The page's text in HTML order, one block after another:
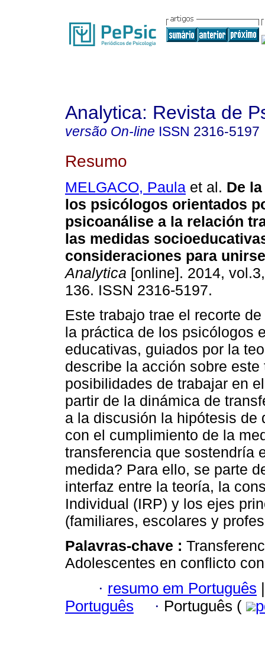
Analytica: Revista de
versão On-line ISSN 2316-5197
Resumo
MELGACO, Paula et al. De
los psicólogos orientados
psicoanálise a la relación
las medidas
consideraciones para
Analytica [online]. 2014,
136. ISSN 2316-5197.
Este trabajo trae el recorte
la práctica de los psicólogos
educativas, guiados por la
describe la acción sobre
posibilidades de trabajar en
partir de la dinámica de
a la discusión la hipótesis de
con el cumplimiento de la
transferencia que sostendría
medida? Para ello, se parte
interfaz entre la teoría, la
Individual (IRP) y los ejes
(familiares, escolares y
Palavras-chave :
Adolescentes en conflicto
· resumo em Português |
Português
· Português (